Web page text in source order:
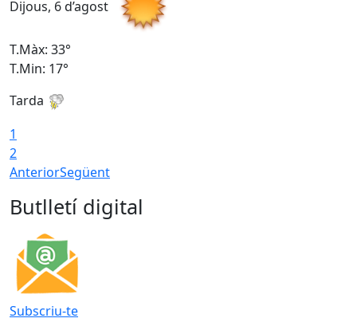
Dijous, 6 d’agost
T.Màx: 33°
T.Min: 17°
Tarda
1
2
AnteriorSegüent
Butlletí digital
Subscriu-te